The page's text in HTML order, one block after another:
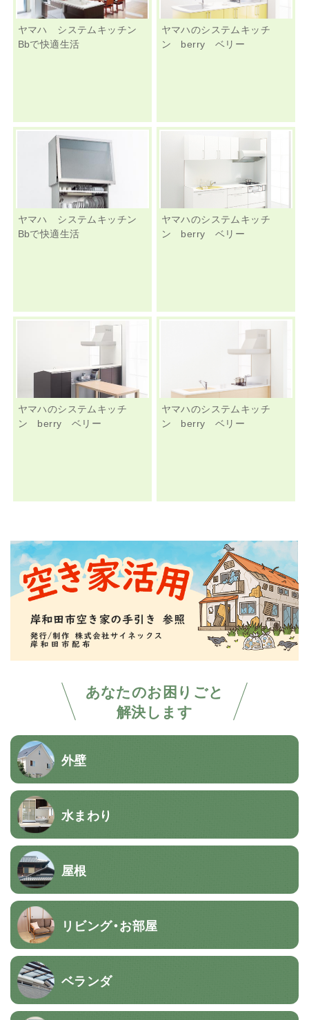
あなたのお困りごと
解決します
外壁
水まわり
屋根
リビング・お部屋
ベランダ
ヤマハ システムキッチン
Bbで快適生活
ヤマハのシステムキッチ
ン berry ベリー
ヤマハ システムキッチン
Bbで快適生活
ヤマハのシステムキッチ
ン berry ベリー
ヤマハのシステムキッチ
ン berry ベリー
ヤマハのシステムキッチ
ン berry ベリー